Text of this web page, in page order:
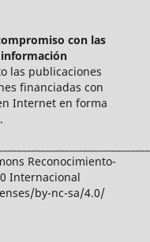
con las
las publicaciones
financiadas con
Internet en forma
Reconocimiento-
Internacional
by-nc-sa/4.0/